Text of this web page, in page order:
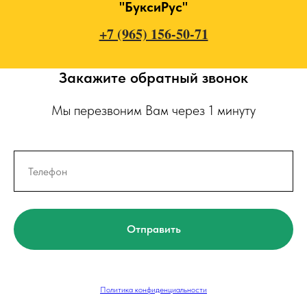
"БуксиРус"
+7 (965) 156-50-71
Закажите обратный звонок
Мы перезвоним Вам через 1 минуту
Отправить
Политика конфиденциальности